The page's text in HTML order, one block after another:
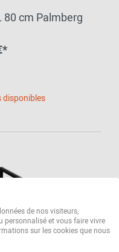
80 cm Palmberg
de nos visiteurs,
personnalisé et vous faire vivre
sur les cookies que nous